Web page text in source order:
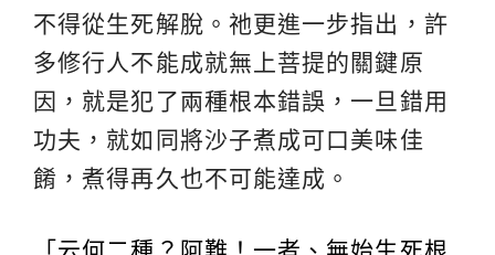
不得從生死解脫。祂更進一步指出，許
多修行人不能成就無上菩提的關鍵原
因，就是犯了兩種根本錯誤，一旦錯用
功夫，就如同將沙子煮成可口美味佳
餚，煮得再久也不可能達成。